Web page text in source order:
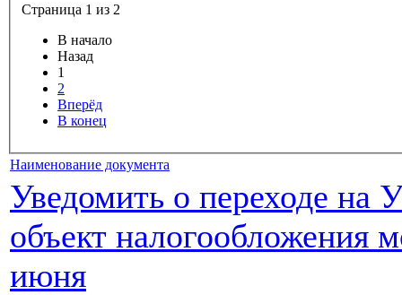
Страница 1 из 2
В начало
Назад
1
2
Вперёд
В конец
Наименование документа
Уведомить о переходе на
объект налогообложения
июня